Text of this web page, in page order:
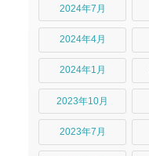
2024年7月
2024年4月
2024年1月
2023年10月
2023年7月